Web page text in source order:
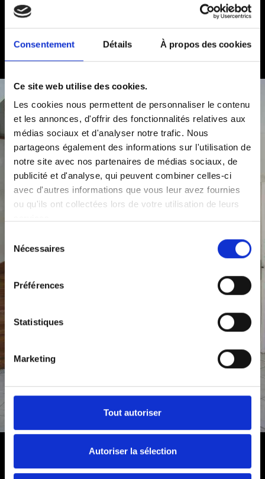
Consentement Détails À propos des cookies
Ce site web utilise des cookies.
Les cookies nous permettent de personnaliser le contenu
et les annonces, d'offrir des fonctionnalités relatives aux
médias sociaux et d'analyser notre trafic. Nous
partageons également des informations sur l'utilisation de
notre site avec nos partenaires de médias sociaux, de
publicité et d'analyse, qui peuvent combiner celles-ci
avec d'autres informations que vous leur avez fournies
ou qu'ils ont collectées lors de votre utilisation de leurs
consentement
Nécessaires
Préférences
Statistiques
Marketing
Tout autoriser
Autoriser la sélection